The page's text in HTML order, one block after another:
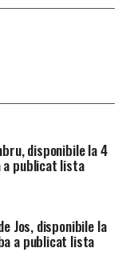
disponibile la 4
a publicat lista
Jos, disponibile la
a publicat lista